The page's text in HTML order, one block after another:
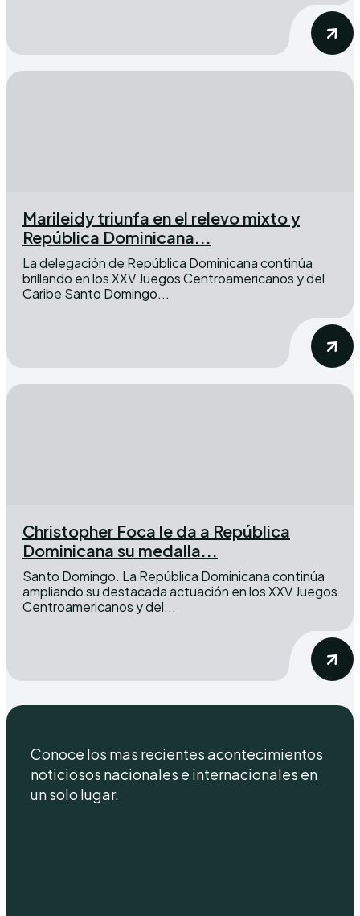
Marileidy triunfa en el relevo mixto y
República Dominicana...
La delegación de República Dominicana continúa
brillando en los XXV Juegos Centroamericanos y del
Caribe Santo Domingo...
Christopher Foca le da a República
Dominicana su medalla...
Santo Domingo. La República Dominicana continúa
ampliando su destacada actuación en los XXV Juegos
Centroamericanos y del...
Conoce los mas recientes acontecimientos
noticiosos nacionales e internacionales en
un solo lugar.